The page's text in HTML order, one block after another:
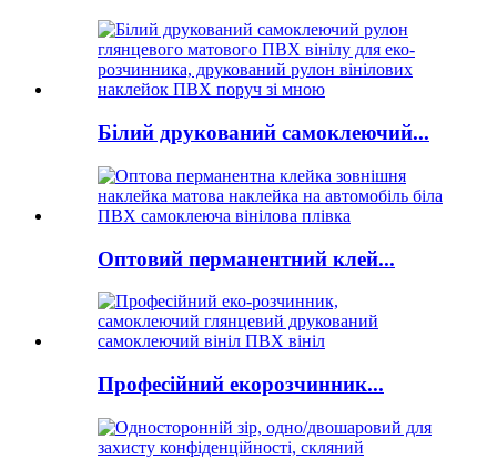
Білий друкований самоклеючий...
Оптовий перманентний клей...
Професійний екорозчинник...